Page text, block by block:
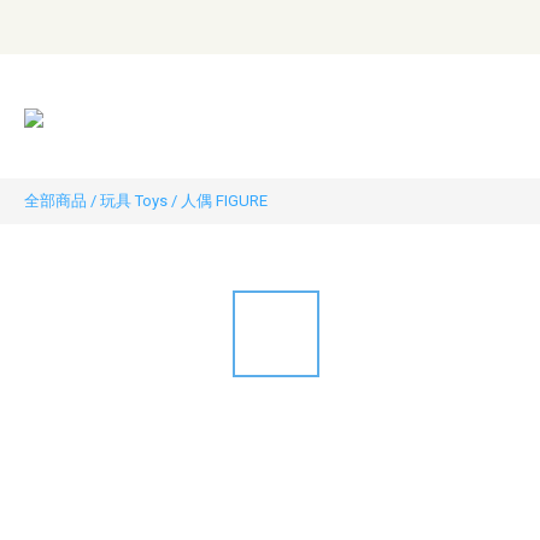
全部商品 / 玩具 Toys / 人偶 FIGURE